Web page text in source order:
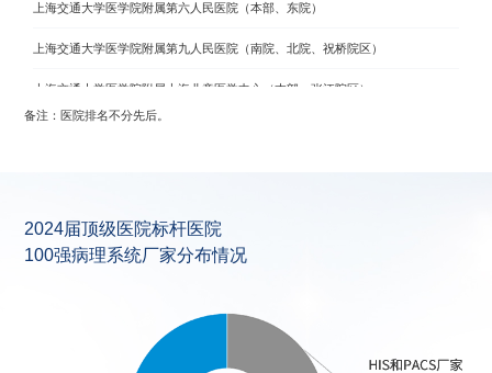
上海交通大学医学院附属第六人民医院（本部、东院）
上海交通大学医学院附属第九人民医院（南院、北院、祝桥院区）
上海交通大学医学院附属上海儿童医学中心（本部、张江院区）
同济大学附属东方医院（本部、南院）
同济大学附属第一妇婴保健院（东院、西院）
备注：医院排名不分先后。
2024届顶级医院标杆医院
100强病理系统厂家分布情况